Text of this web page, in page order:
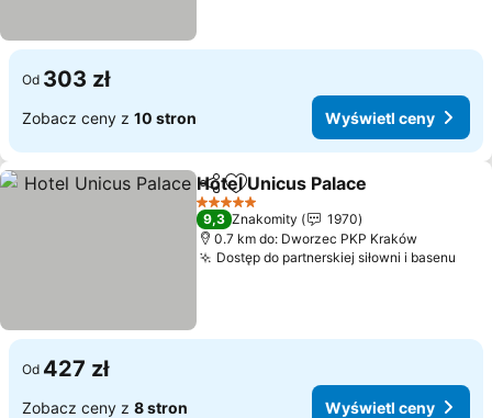
Od 303 zł
Zobacz ceny z 10 stron Wyświetl ceny
Udostępnij
Dodaj do ulubionych
Hotel Unicus Palace
5 Kategoria
9,3 Znakomity
1970
0.7 km do: Dworzec PKP Kraków
Dostęp do partnerskiej siłowni i basenu
Od 427 zł
Zobacz ceny z 8 stron Wyświetl ceny